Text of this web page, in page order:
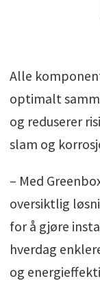
Alle
optimalt
og reduserer
slam og
– Med
oversiktlig
for å gjøre
hverdag
og